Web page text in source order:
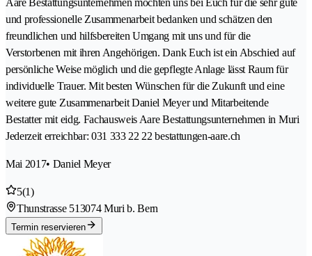
Aare Bestattungsunternehmen möchten uns bei Euch für die sehr gute
und professionelle Zusammenarbeit bedanken und schätzen den
freundlichen und hilfsbereiten Umgang mit uns und für die
Verstorbenen mit ihren Angehörigen. Dank Euch ist ein Abschied auf
persönliche Weise möglich und die gepflegte Anlage lässt Raum für
individuelle Trauer. Mit besten Wünschen für die Zukunft und eine
weitere gute Zusammenarbeit Daniel Meyer und Mitarbeitende
Bestatter mit eidg. Fachausweis Aare Bestattungsunternehmen in Muri
Jederzeit erreichbar: 031 333 22 22 bestattungen-aare.ch
Mai 2017• Daniel Meyer
5(1)
Thunstrasse 513074 Muri b. Bern
Termin reservieren